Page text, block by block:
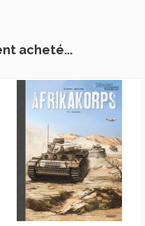
acheté...